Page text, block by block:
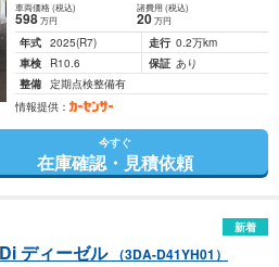
車両価格(税込)
598万円
諸費用 (税込)
20 万円
年式 2025(R7) 走行 0.2万km
車検
R10.6 保証 あり
整備 定期点検整備有
情報提供：
今すぐ
在庫確認・見積依頼
新着
ディーゼル （3DA-D41YH01）